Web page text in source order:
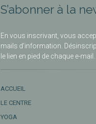
S’abonner à la
En vous inscrivant, vous
mails d’information.
le lien en pied de chaque e-mail.
ACCUEIL
LE CENTRE
YOGA